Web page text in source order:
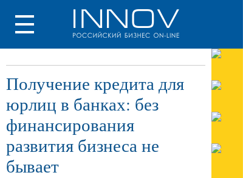
Получение кредита для
юрлиц в банках: без
финансирования
развития бизнеса не
бывает